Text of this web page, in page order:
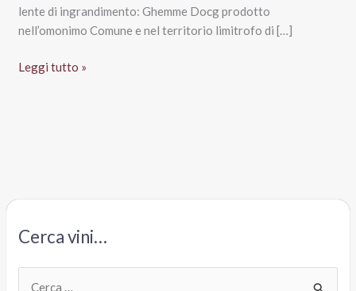
lente di ingrandimento: Ghemme Docg prodotto
nell’omonimo Comune e nel territorio limitrofo di […]
Ghemme
Leggi tutto »
Cerca vini…